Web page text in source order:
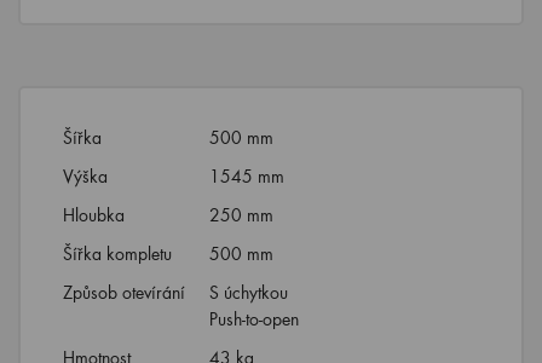
Šířka
500 mm
Výška
1545 mm
Hloubka
250 mm
Šířka kompletu
500 mm
Způsob otevírání
S úchytkou
Push-to-open
Hmotnost
43 kg